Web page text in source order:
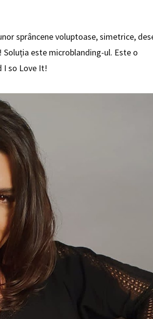
sprâncene voluptoase, simetrice,
este microblanding-ul. Este o
I so Love It!